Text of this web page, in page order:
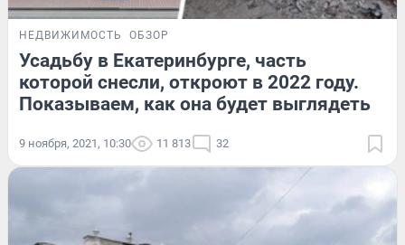
НЕДВИЖИМОСТЬ ОБЗОР
Усадьбу в Екатеринбурге, часть
которой снесли, откроют в 2022 году.
Показываем, как она будет выглядеть
9 ноября, 2021, 10:30 11 813 32